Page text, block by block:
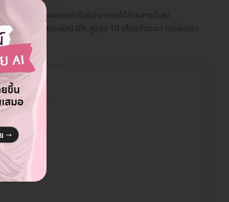
ยบแพ็กเกจและราคาโดยประมาณได้ข้างล่างนี้เลย
ชแบ็กให้ แถมผ่อน 0% สูงสุด 10 เดือนด้วยนะ! กดเพิ่มเรา